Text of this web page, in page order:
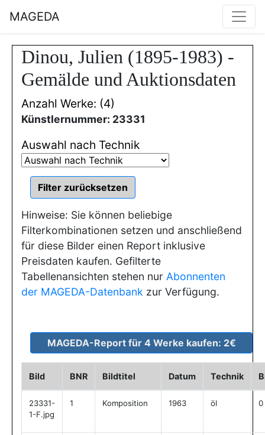
MAGEDA
Dinou, Julien (1895-1983) -
Gemälde und Auktionsdaten
Anzahl Werke: (4)
Künstlernummer: 23331
Auswahl nach Technik
Hinweise: Sie können beliebige
Filterkombinationen setzen und anschließend
für diese Bilder einen Report inklusive
Preisdaten kaufen. Gefilterte
Tabellenansichten stehen nur Abonnenten
der MAGEDA-Datenbank zur Verfügung.
Bild BNR Bildtitel Datum Technik
23331-
1-F.jpg
1 Komposition 1963 öl 0